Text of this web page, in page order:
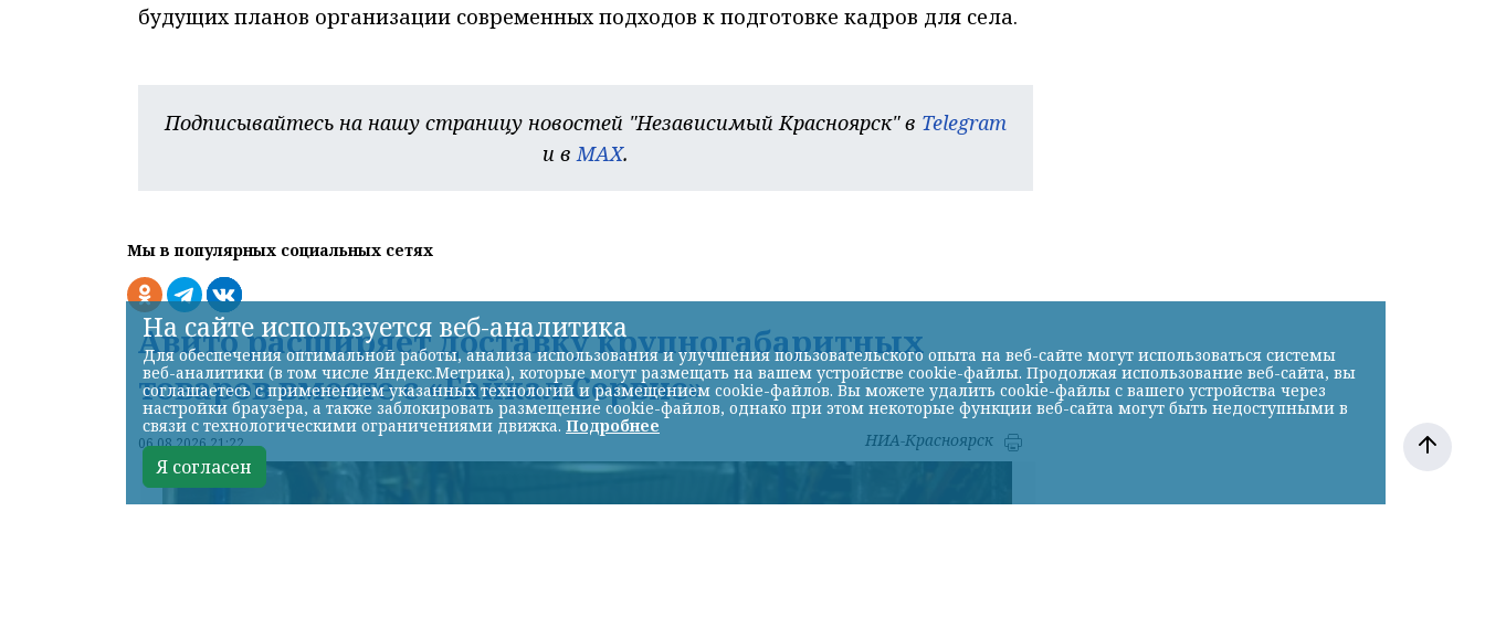
будущих планов организации современных подходов к подготовке кадров для села.
Подписывайтесь на нашу страницу новостей "Независимый Красноярск" в Telegram
и в MAX.
Мы в популярных социальных сетях
Авито расширяет доставку крупногабаритных
товаров вместе с «Байкал Сервис»
06.08.2026 21:22 НИА-Красноярск
На сайте используется веб-аналитика
Для обеспечения оптимальной работы, анализа использования и улучшения пользовательского опыта на веб-сайте могут использоваться системы
веб-аналитики (в том числе Яндекс.Метрика), которые могут размещать на вашем устройстве cookie-файлы. Продолжая использование веб-сайта, вы
соглашаетесь с применением указанных технологий и размещением cookie-файлов. Вы можете удалить cookie-файлы с вашего устройства через
настройки браузера, а также заблокировать размещение cookie-файлов, однако при этом некоторые функции веб-сайта могут быть недоступными в
связи с технологическими ограничениями движка. Подробнее
Я согласен